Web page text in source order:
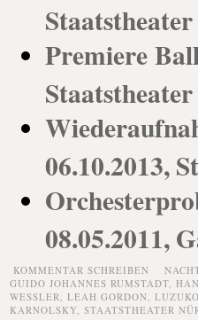
Premiere
06.10.2013,
08.05.2011,
KOMMENTAR SCHREIBEN
GUIDO JOHANNES RUMSTADT,
WESSLER , LEAH GORDON,
KARNOLSKY, STAATSTHEATER